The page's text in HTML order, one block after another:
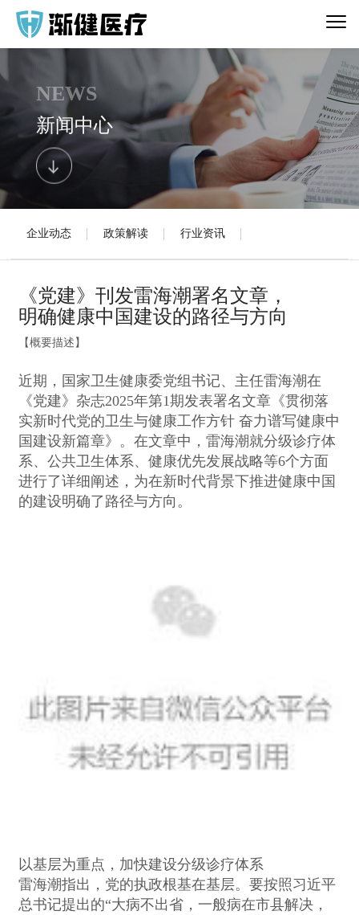
NEWS
新闻中心
企业动态 政策解读 行业资讯
《党建》刊发雷海潮署名文章，
明确健康中国建设的路径与方向
【概要描述】
近期，国家卫生健康委党组书记、主任雷海潮在
《党建》杂志2025年第1期发表署名文章《贯彻落
实新时代党的卫生与健康工作方针 奋力谱写健康中
国建设新篇章》。在文章中，雷海潮就分级诊疗体
系、公共卫生体系、健康优先发展战略等6个方面
进行了详细阐述，为在新时代背景下推进健康中国
的建设明确了路径与方向。
以基层为重点，加快建设分级诊疗体系
雷海潮指出，党的执政根基在基层。要按照习近平
总书记提出的“大病不出省，一般病在市县解决，